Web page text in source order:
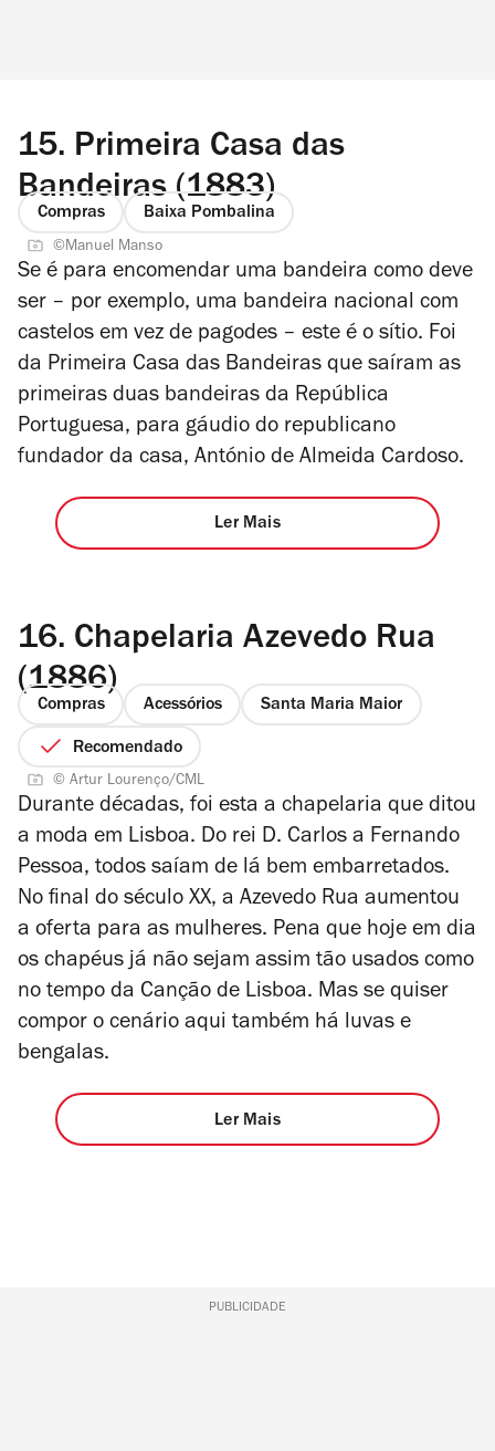
15. Primeira Casa das
Bandeiras (1883)
Compras Baixa Pombalina
©Manuel Manso
Se é para encomendar uma bandeira como deve
ser – por exemplo, uma bandeira nacional com
castelos em vez de pagodes – este é o sítio. Foi
da Primeira Casa das Bandeiras que saíram as
primeiras duas bandeiras da República
Portuguesa, para gáudio do republicano
fundador da casa, António de Almeida Cardoso.
Ler Mais
16. Chapelaria Azevedo Rua
(1886)
Compras Acessórios Santa Maria Maior
Recomendado
© Artur Lourenço/CML
Durante décadas, foi esta a chapelaria que ditou
a moda em Lisboa. Do rei D. Carlos a Fernando
Pessoa, todos saíam de lá bem embarretados.
No final do século XX, a Azevedo Rua aumentou
a oferta para as mulheres. Pena que hoje em dia
os chapéus já não sejam assim tão usados como
no tempo da Canção de Lisboa. Mas se quiser
compor o cenário aqui também há luvas e
bengalas.
Ler Mais
PUBLICIDADE